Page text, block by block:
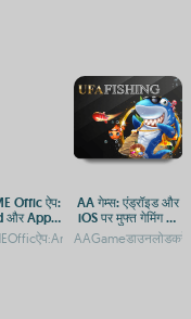
Offic ऐप:
और Apple
करें
AA गेम्स: एंड्रॉइड और
iOS पर मुफ्त गेमिंग का
आनंद